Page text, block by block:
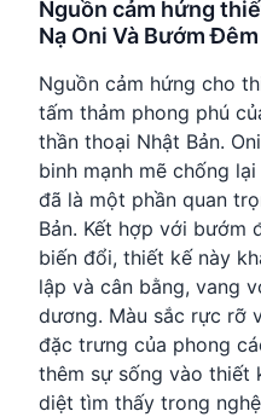
Nguồn cảm hứng
Nạ Oni Và Bướm Đêm
Nguồn cảm hứng cho
tấm thảm phong phú
thần thoại Nhật Bản.
binh mạnh mẽ chống
đã là một phần quan
Bản. Kết hợp với bướm
biến đổi, thiết kế này
lập và cân bằng, vang
dương. Màu sắc rực rỡ
đặc trưng của phong
thêm sự sống vào thiết
diệt tìm thấy trong